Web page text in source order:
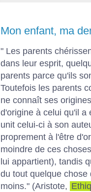
Mon enfant, ma
" Les parents
dans leur esprit,
parents parce qu'ils
Toutefois les parents
ne connaît ses
d'origine à celui qu'il a
unit celui-ci à son
proprement à l'être
moindre de ces
lui appartient), tandis
du tout quelque
moins." (Aristote,